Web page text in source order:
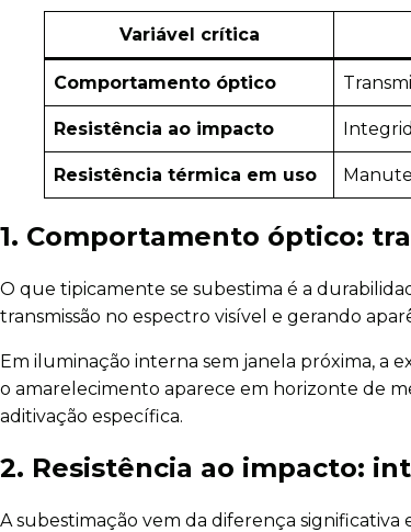
Variável crítica
Comportamento óptico
Resistência ao impacto
Resistência térmica em uso
1. Comportamento óptico:
O que tipicamente se subestima é a
transmissão no espectro visível e gerando
Em iluminação interna sem janela próxima, a
o amarelecimento aparece em horizonte de
aditivação específica.
2. Resistência ao impacto:
A subestimação vem da diferença